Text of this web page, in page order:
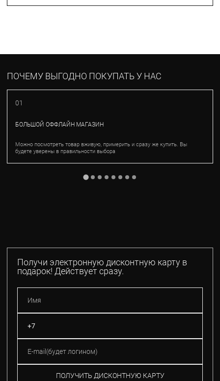
ПОЧЕМУ ВЫГОДНО ПОКУПАТЬ У НАС
01
БОЛЬШОЙ ОФФЛАЙН МАГАЗИН
Можно посмотреть товар вживую, примерить и сразу же купить. Вы
будете уверены в правильности выбора
Получи электронную дисконтную карту в
подарок! Действует сразу.
ПОЛУЧИТЬ ДИСКОНТНУЮ КАРТУ